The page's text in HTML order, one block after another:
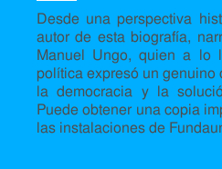
Desde una perspectiva
autor de esta biografía,
Manuel Ungo, quien a lo
política expresó un genuino
la democracia y la
Puede obtener una copia
las instalaciones de